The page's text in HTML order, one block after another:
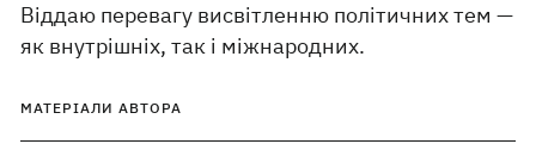
Віддаю перевагу висвітленню політичних тем —
як внутрішніх, так і міжнародних.
МАТЕРІАЛИ АВТОРА